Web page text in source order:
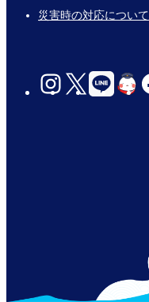
災害時の対応について
social-